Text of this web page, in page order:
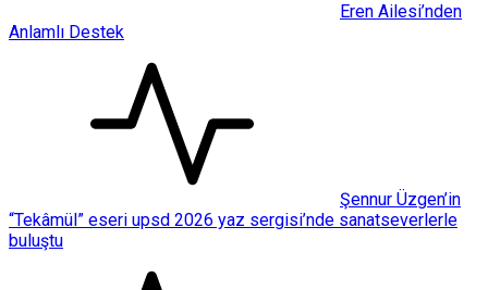
Eren Ailesi’nden
Anlamlı Destek
Şennur Üzgen’in
“Tekâmül” eseri upsd 2026 yaz sergisi’nde sanatseverlerle
buluştu